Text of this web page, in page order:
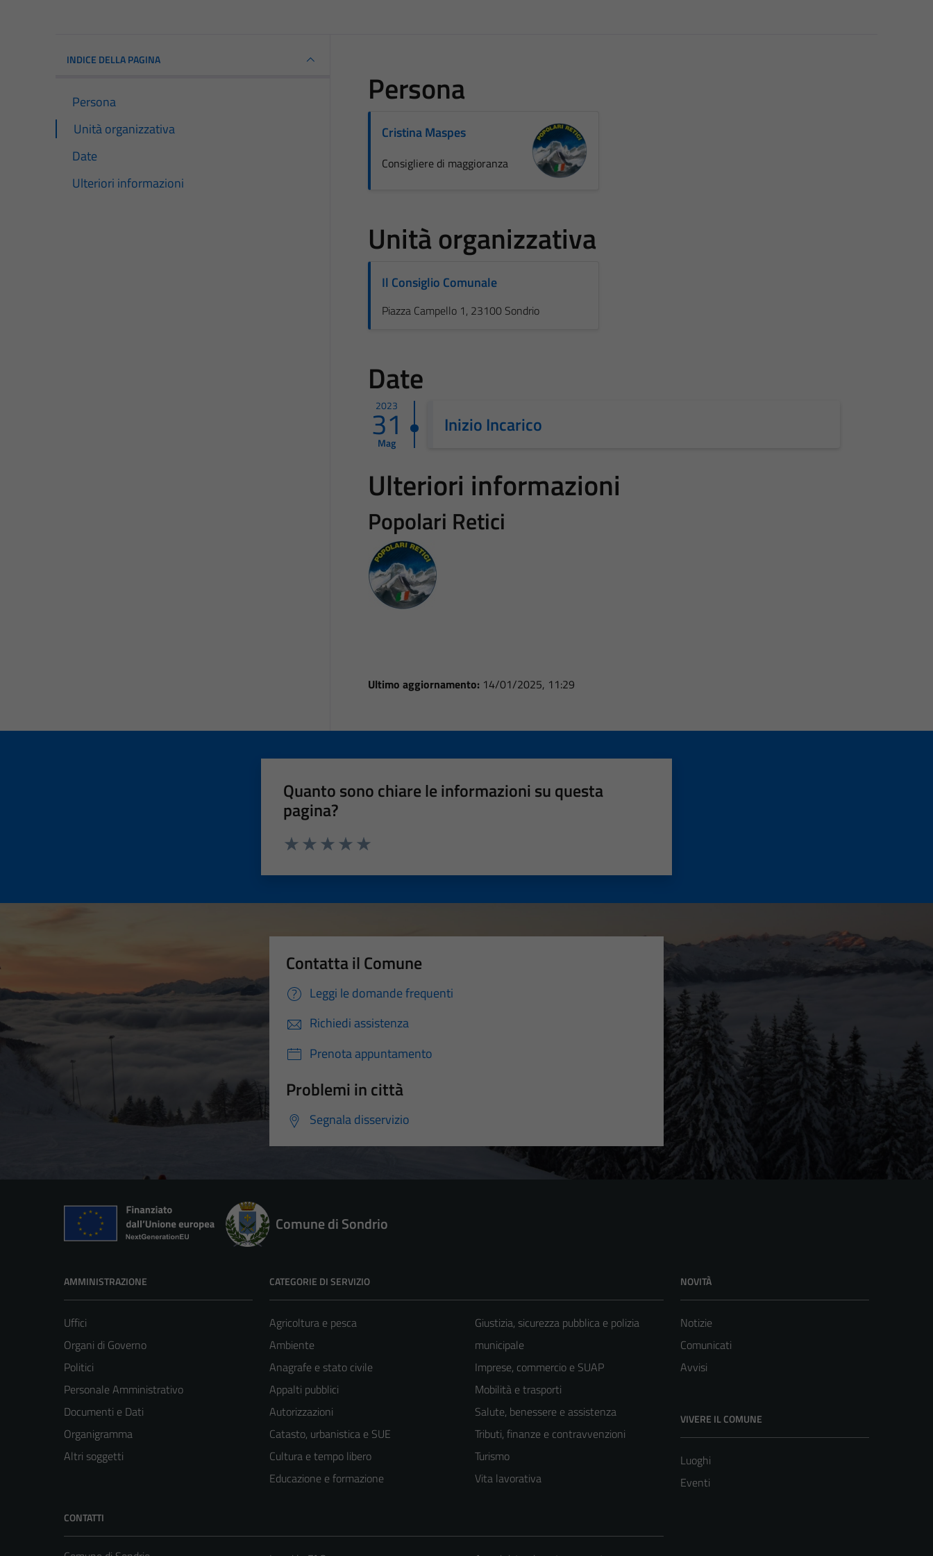
INDICE DELLA PAGINA
Persona
Unità organizzativa
Date
Ulteriori informazioni
Persona
Cristina Maspes
Consigliere di maggioranza
Unità organizzativa
Il Consiglio Comunale
Piazza Campello 1, 23100 Sondrio
Date
2023
31
Mag
Inizio Incarico
Ulteriori informazioni
Popolari Retici
Ultimo aggiornamento: 14/01/2025, 11:29
Quanto sono chiare le informazioni su questa
pagina?
Contatta il Comune
Leggi le domande frequenti
Richiedi assistenza
Prenota appuntamento
Problemi in città
Segnala disservizio
Comune di Sondrio
AMMINISTRAZIONE
Uffici
Organi di Governo
Politici
Personale Amministrativo
Documenti e Dati
Organigramma
Altri soggetti
CATEGORIE DI SERVIZIO
Agricoltura e pesca
Ambiente
Anagrafe e stato civile
Appalti pubblici
Autorizzazioni
Catasto, urbanistica e SUE
Cultura e tempo libero
Educazione e formazione
Giustizia, sicurezza pubblica e polizia
municipale
Imprese, commercio e SUAP
Mobilità e trasporti
Salute, benessere e assistenza
Tributi, finanze e contravvenzioni
Turismo
Vita lavorativa
NOVITÀ
Notizie
Comunicati
Avvisi
VIVERE IL COMUNE
Luoghi
Eventi
CONTATTI